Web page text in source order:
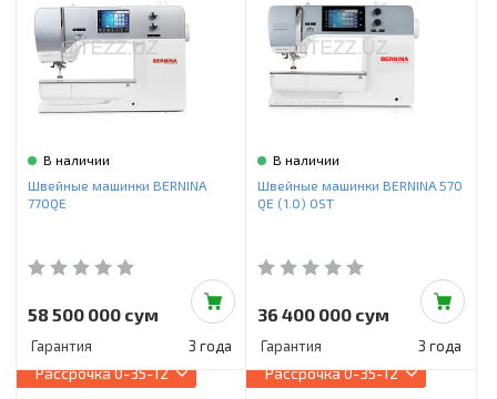
В наличии
Швейные машинки BERNINA
770QE
58 500 000 сум
Гарантия 3 года
В наличии
Швейные машинки BERNINA 570
QE (1.0) OST
36 400 000 сум
Гарантия 3 года
Рассрочка0-35-12 Рассрочка0-35-12